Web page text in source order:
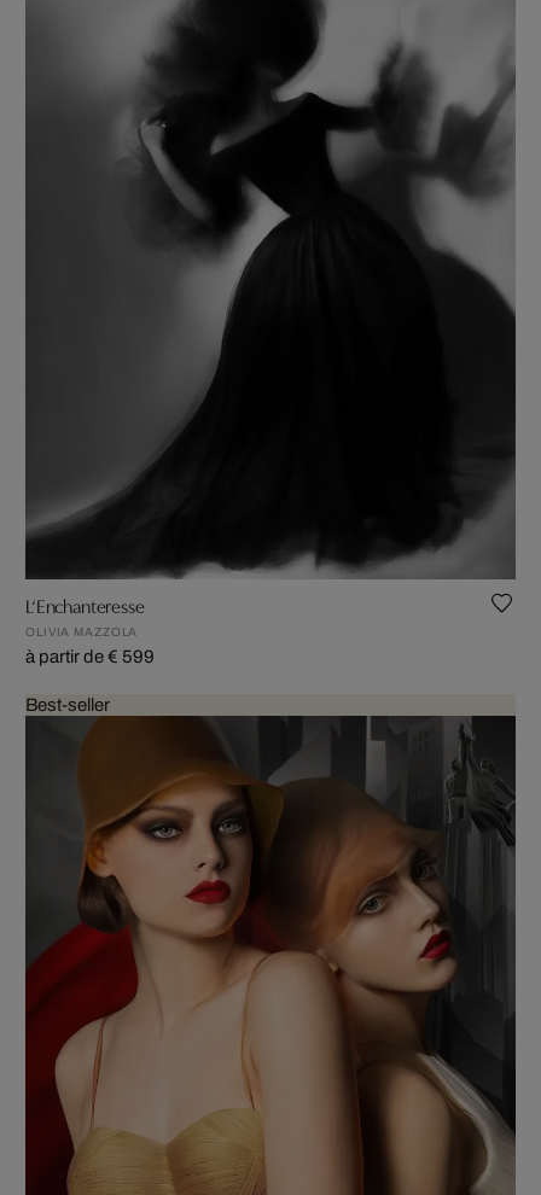
L‘Enchanteresse
OLIVIA MAZZOLA
à partir de € 599
Best-seller